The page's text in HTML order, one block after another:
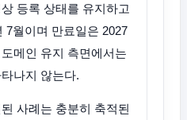
등록 상태를 유지하고
7월이며 만료일은 2027
메인 유지 측면에서는
나지 않는다.
사례는 충분히 축적된